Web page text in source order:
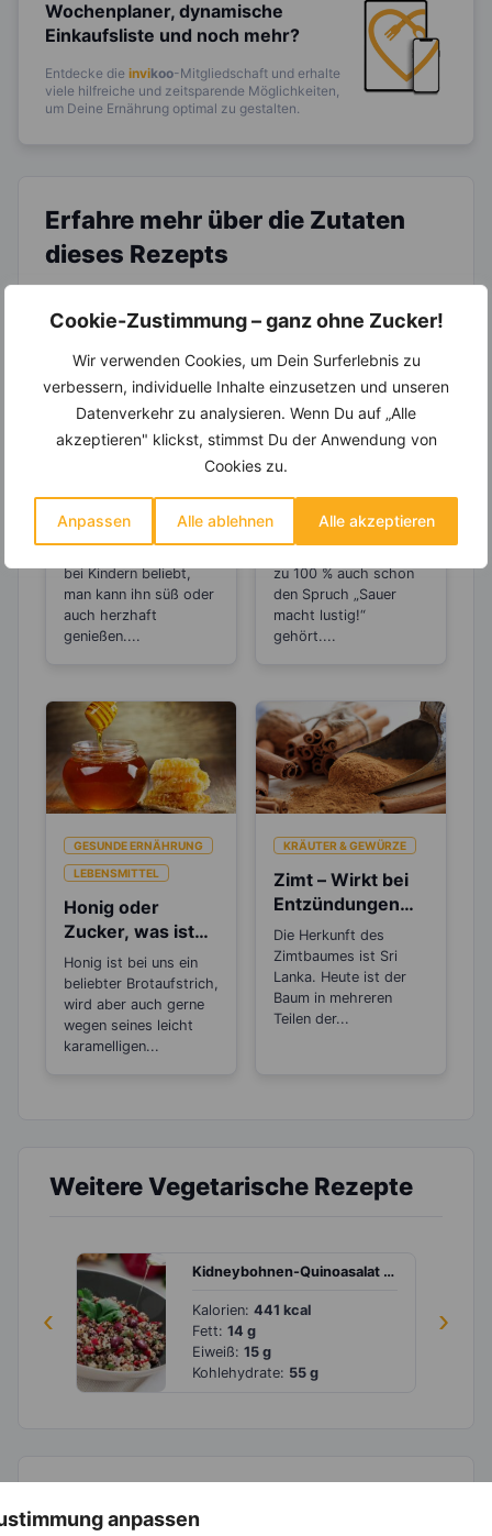
Cookie-Zustimmung – ganz ohne Zucker!
Wir verwenden Cookies, um Dein Surferlebnis zu
verbessern, individuelle Inhalte einzusetzen und unseren
Datenverkehr zu analysieren. Wenn Du auf „Alle
akzeptieren" klickst, stimmst Du der Anwendung von
Cookies zu.
Anpassen Alle ablehnen Alle akzeptieren
anpassen
Wochenplaner, dynamische
Einkaufsliste und noch mehr?
Entdecke die invikoo-Mitgliedschaft und erhalte
viele hilfreiche und zeitsparende Möglichkeiten,
um Deine Ernährung optimal zu gestalten.
Erfahre mehr über die Zutaten
dieses Rezepts
Worauf Du beim
Kauf von Joghurt
achten solltest
bei Kindern beliebt,
man kann ihn süß oder
auch herzhaft
genießen....
Sind Zitronen
sauer oder
basisch?
zu 100 % auch schon
den Spruch „Sauer
macht lustig!“
gehört....
GESUNDE ERNÄHRUNG
LEBENSMITTEL
Honig oder
Zucker, was ist
gesünder?
Honig ist bei uns ein
beliebter Brotaufstrich,
wird aber auch gerne
wegen seines leicht
karamelligen...
KRÄUTER & GEWÜRZE
Zimt – Wirkt bei
Entzündungen
und Rheuma
Die Herkunft des
Zimtbaumes ist Sri
Lanka. Heute ist der
Baum in mehreren
Teilen der...
Weitere Vegetarische Rezepte
‹ ›
Kidneybohnen-Quinoasalat mit Paprika
Kalorien:441 kcal
Fett:14 g
Eiweiß:15 g
Kohlehydrate: 55 g
Rezepte